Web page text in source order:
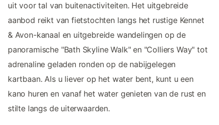
uit voor tal van buitenactiviteiten. Het uitgebreide
aanbod reikt van fietstochten langs het rustige Kennet
& Avon-kanaal en uitgebreide wandelingen op de
panoramische "Bath Skyline Walk" en "Colliers Way" tot
adrenaline geladen ronden op de nabijgelegen
kartbaan. Als u liever op het water bent, kunt u een
kano huren en vanaf het water genieten van de rust en
stilte langs de uiterwaarden.